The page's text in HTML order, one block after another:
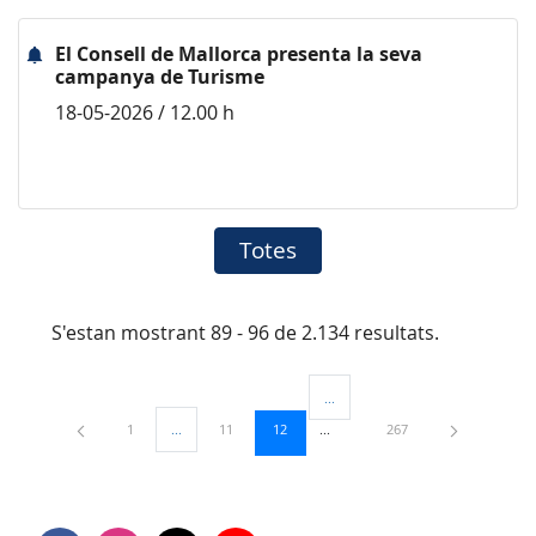
El Consell de Mallorca presenta la seva
campanya de Turisme
18-05-2026 / 12.00 h
Totes
S'estan mostrant 89 - 96 de 2.134 resultats.
Pàgina
1 ...Pàgines intermèdies Utilitzeu TAB per navegar.
Pàgina
11 Pàgina
12
Pàgines intermèdies Utilitzeu
Pàgina
267